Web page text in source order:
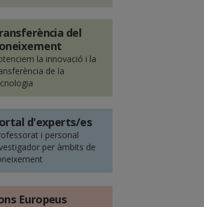
del
la innovació i la
de la
d'experts/es
i personal
per àmbits de
Europeus